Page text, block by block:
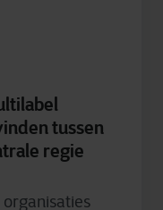
tussen
regie
organisaties